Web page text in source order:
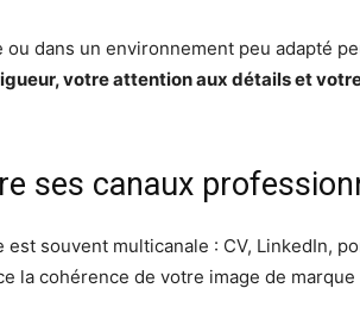
dans un environnement peu adapté
votre attention aux détails et
ses canaux
souvent multicanale : CV, LinkedIn,
la cohérence de votre image de